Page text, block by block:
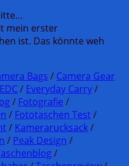
mein erster
ist. Das könnte weh
Bags / Camera Gear
EDC / Everyday Carry/
/ Fotografie /
/ Fototaschen Test /
/ Kamerarucksack/
/ Peak Design /
/